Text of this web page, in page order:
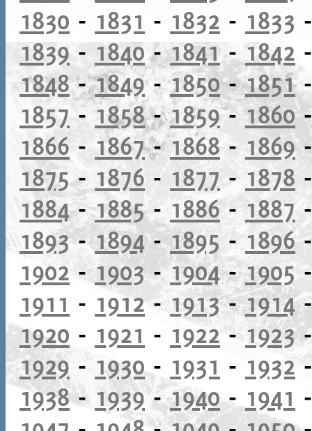
1830 - 1831 - 1832 - 1833
1839-1840-1841- 1842
1848-1849-1850-1851
1857 -1858-1859-1860
1866 - 1867-1868- 1869
1875- 1876 - 1877 - 1878
1884-1885-1886-1887
1893-1894-1895 -1896
1902 - 1903-1904-1905
1911 - 1912- 1913-1914
1920 - 1921 - 1922-1923
1929 - 1930- 1931 - 1932
1938- 1939-1940- 1941